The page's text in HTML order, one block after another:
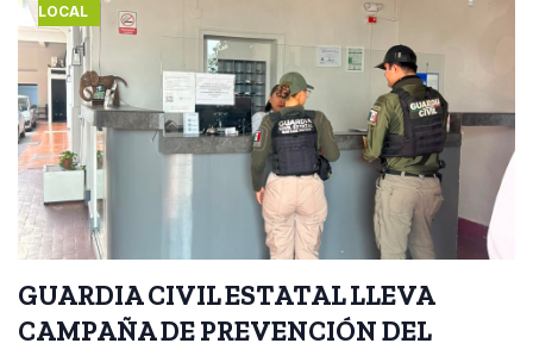
LOCAL
GUARDIA CIVIL ESTATAL LLEVA
CAMPAÑA DE PREVENCIÓN DEL